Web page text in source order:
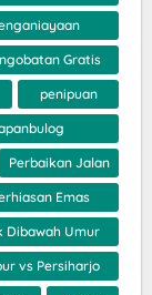
Gratis
penipuan
Perbaikan Jalan
Emas
Dibawah Umur
vs Persiharjo